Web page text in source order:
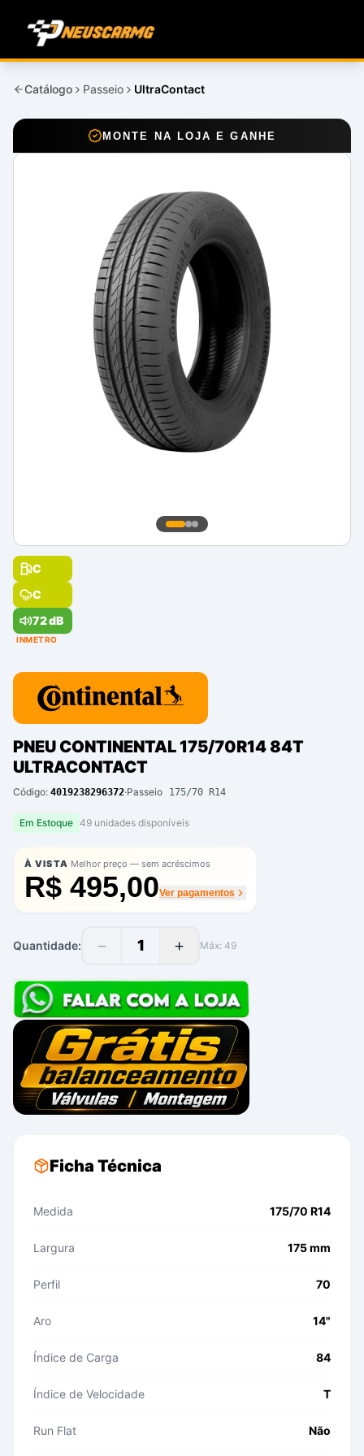
Catálogo Passeio UltraContact
MONTE NA LOJA E GANHE
C
C
72 dB
INMETRO
PNEU CONTINENTAL 175/70R14 84T
ULTRACONTACT
Código: 4019238296372·Passeio 175/70 R14
Em Estoque 49 unidades disponíveis
À VISTA·Melhor preço — sem acréscimos
R$ 495,00Ver pagamentos
Quantidade: 1 Máx: 49
Ficha Técnica
Medida 175/70 R14
Largura 175 mm
Perfil 70
Aro 14"
Índice de Carga 84
Índice de Velocidade T
Run Flat Não